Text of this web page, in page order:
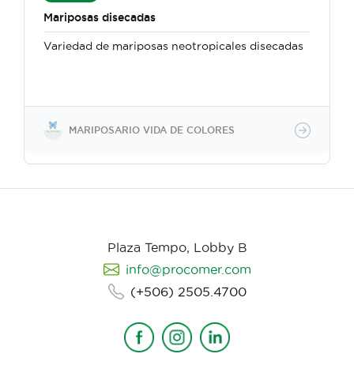
Mariposas disecadas
Variedad de mariposas neotropicales disecadas
MARIPOSARIO VIDA DE COLORES
Plaza Tempo, Lobby B
info@procomer.com
(+506) 2505.4700